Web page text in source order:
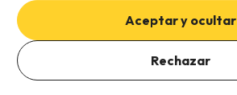
Condiciones generales
Privacidad de datos
Política de cookies
Aceptar y ocultar
Rechazar